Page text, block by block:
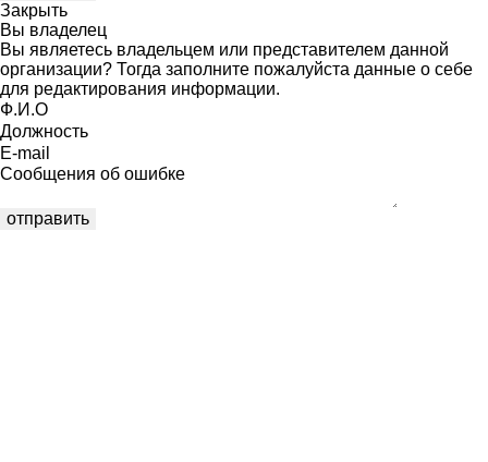
Закрыть
Вы владелец
Вы являетесь владельцем или представителем данной
организации? Тогда заполните пожалуйста данные о себе
для редактирования информации.
Ф.И.О
Должность
E-mail
Сообщения об ошибке